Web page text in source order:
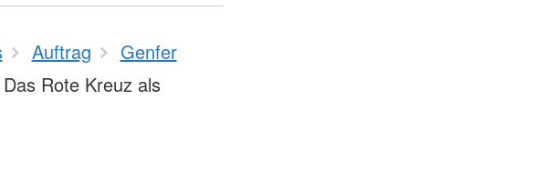
Auftrag
Genfer
Das Rote Kreuz als